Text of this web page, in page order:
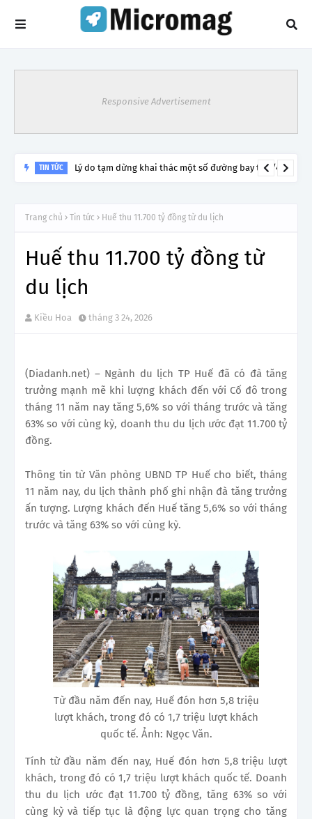
Responsive Advertisement
TIN TỨC Lý do tạm dừng khai thác một số đường bay từ 1/4
Trang chủ Tin tức Huế thu 11.700 tỷ đồng từ du lịch
Huế thu 11.700 tỷ đồng từ
du lịch
Kiều Hoa tháng 3 24, 2026
(Diadanh.net) – Ngành du lịch TP Huế đã có đà tăng
trưởng mạnh mẽ khi lượng khách đến với Cố đô trong
tháng 11 năm nay tăng 5,6% so với tháng trước và tăng
63% so với cùng kỳ, doanh thu du lịch ước đạt 11.700 tỷ
đồng.
Thông tin từ Văn phòng UBND TP Huế cho biết, tháng
11 năm nay, du lịch thành phố ghi nhận đà tăng trưởng
ấn tượng. Lượng khách đến Huế tăng 5,6% so với tháng
trước và tăng 63% so với cùng kỳ.
Từ đầu năm đến nay, Huế đón hơn 5,8 triệu
lượt khách, trong đó có 1,7 triệu lượt khách
quốc tế. Ảnh: Ngọc Văn.
Tính từ đầu năm đến nay, Huế đón hơn 5,8 triệu lượt
khách, trong đó có 1,7 triệu lượt khách quốc tế. Doanh
thu du lịch ước đạt 11.700 tỷ đồng, tăng 63% so với
cùng kỳ và tiếp tục là động lực quan trọng cho tăng